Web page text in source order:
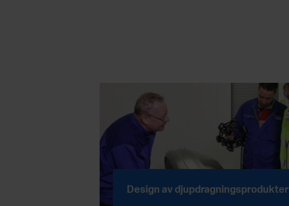
Design av djupdragningsprodukter